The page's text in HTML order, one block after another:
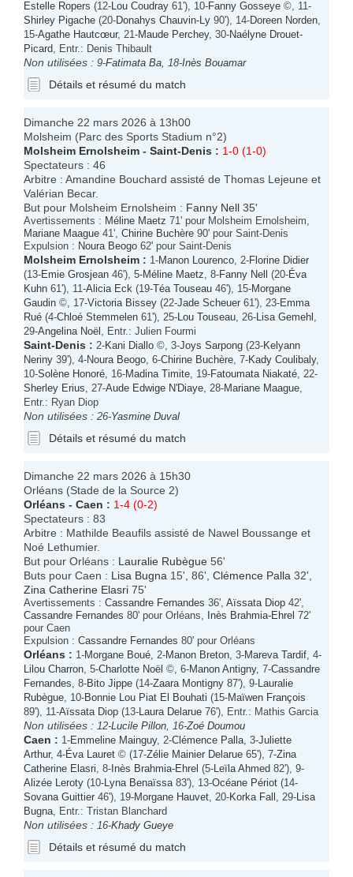
Estelle Ropers (12- Lou Coudray 61'), 10-Fanny Gosseye ©, 11-
Shirley Pigache (20-Donahys Chauvin-Ly 90'), 14-Doreen Norden
15-Agathe Hautcœur, 21-Maude Perchey, 30-Naélyne Drouet-
Picard , Entr.: Denis Thibault
Non utilisées : 9-Fatimata Ba , 18-Inès Bouamar
Détails et résumé du match
Dimanche 22 mars 2026 à 13h00
Molsheim (Parc des Sports Stadium n°2)
Molsheim Ernolsheim - Saint-Denis : 1-0 (1-0)
Spectateurs : 46
Arbitre : Amandine Bouchard assisté de Thomas Lejeune et
Valérian Becar.
But pour Molsheim Ernolsheim : Fanny Nell 35'
Avertissements : Méline Maetz 71' pour Molsheim Ernolsheim,
Mariane Maague 41', Chirine Buchère 90' pour Saint-Denis
Expulsion : Noura Beogo 62' pour Saint-Denis
Molsheim Ernolsheim : 1-Manon Lourenco , 2-Florine Didier
(13-Emie Grosjean 46'), 5-Méline Maetz , 8-Fanny Nell (20-Éva
Kuhn 61'), 11-Alicia Eck (19-Téa Touseau 46'), 15-Morgane
Gaudin ©, 17-Victoria Bissey (22-Jade Scheuer 61'), 23-Emma
Rué (4-Chloé Stemmelen 61'), 25- Lou Touseau , 26- Lisa Gemehl
29-Angelina Noël , Entr.: Julien Fourmi
Saint-Denis : 2-Kani Diallo ©, 3-Joys Sarpong (23-Kelyann
Neriny 39'), 4-Noura Beogo , 6-Chirine Buchère , 7-Kady Coulibaly,
10-Solène Honoré , 16-Madina Timite , 19-Fatoumata Niakaté , 22-
Sherley Erius , 27-Aude Edwige N'Diaye , 28-Mariane Maague
Entr.: Ryan Diop
Non utilisées : 26-Yasmine Duval
Détails et résumé du match
Dimanche 22 mars 2026 à 15h30
Orléans (Stade de la Source 2)
Orléans - Caen : 1-4 (0-2)
Spectateurs : 83
Arbitre : Mathilde Beaufils assisté de Nawel Boussange et
Noé Lethumier.
But pour Orléans : Lauralie Rubègue 56'
Buts pour Caen : Lisa Bugna 15', 86', Clémence Palla 32',
Zina Catherine Elasri 75'
Avertissements : Cassandre Fernandes 36', Aïssata Diop 42',
Cassandre Fernandes 80' pour Orléans, Inès Brahmia-Ehrel 72'
pour Caen
Expulsion : Cassandre Fernandes 80' pour Orléans
Orléans : 1-Morgane Boué , 2-Manon Breton , 3-Mareva Tardif , 4-
Lilou Charron , 5-Charlotte Noël ©, 6-Manon Antigny, 7-Cassandre
Fernandes , 8-Bito Jippe (14-Zaara Montigny 87'), 9- Lauralie
Rubègue , 10-Bonnie Lou Piat El Bouhati (15-Maïwen François
89'), 11-Aïssata Diop (13- Laura Delarue 76'), Entr.: Mathis Garcia
Non utilisées : 12-Lucile Pillon , 16-Zoé Doumou
Caen : 1-Emmeline Mainguy, 2-Clémence Palla , 3-Juliette
Arthur, 4-Éva Lauret © (17-Zélie Mainier Delarue 65'), 7-Zina
Catherine Elasri , 8- Inès Brahmia-Ehrel (5- Leïla Ahmed 82'), 9-
Alizée Leroty (10- Lyna Benaïssa 83'), 13-Océane Périot (14-
Sovana Guittier 46'), 19-Morgane Hauvet , 20-Korka Fall , 29- Lisa
Bugna , Entr.: Tristan Blanchard
Non utilisées : 16-Khady Gueye
Détails et résumé du match